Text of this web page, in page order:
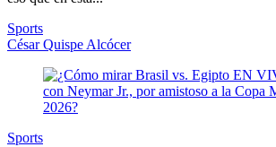
Sports
César Quispe Alcócer
Sports